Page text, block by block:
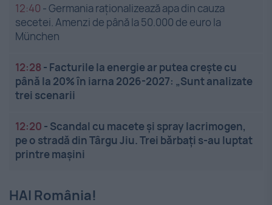
12:40 -Germania raționalizează apa din cauza
secetei. Amenzi de până la 50.000 de euro la
München
12:28 - Facturile la energie ar putea crește cu
până la 20% în iarna 2026-2027: „Sunt analizate
trei scenarii
12:20 - Scandal cu macete și spray lacrimogen,
pe o stradă din Târgu Jiu. Trei bărbați s-au luptat
printre mașini
HAI România!